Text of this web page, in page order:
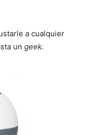
a cualquier
un geek.